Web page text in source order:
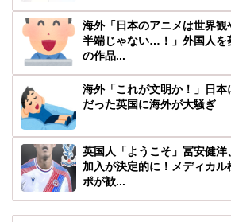
海外「日本のアニメは世界
半端じゃない…！」外国人を
の作品...
海外「これが文明か！」日
だった英国に海外が大騒ぎ
英国人「ようこそ」冨安健洋
加入が決定的に！メディカ
ポが歓...